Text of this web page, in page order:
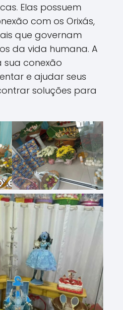
Elas possuem
com os Orixás,
que governam
da vida humana. A
sua conexão
e ajudar seus
soluções para